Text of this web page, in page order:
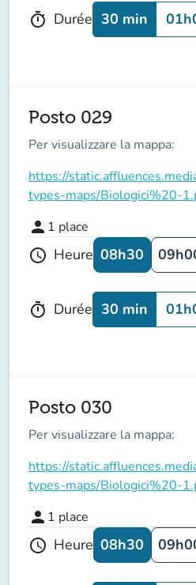
timer Durée 30 min
Posto 029
Per visualizzare la mappa:
https://
types-maps/Biologici%20-
person 1 place
schedule Heure 08h30
timer Durée 30 min
Posto 030
Per visualizzare la mappa:
https://
types-maps/Biologici%20-
person 1 place
schedule Heure 08h30